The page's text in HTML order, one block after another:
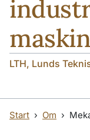
LTH, Lunds
Start Om